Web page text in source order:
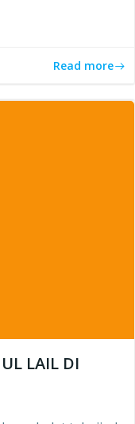
Read more
LAIL DI